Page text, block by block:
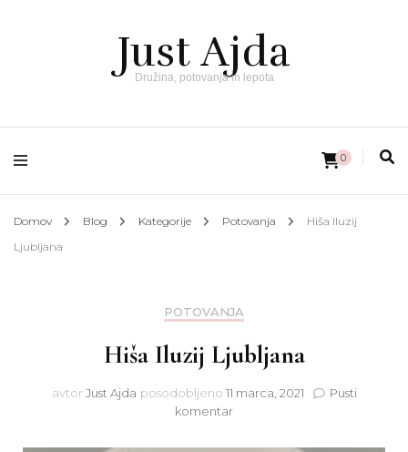
Just Ajda
Družina, potovanja in lepota
0
Domov Blog Kategorije Potovanja
Hiša Iluzij
Ljubljana
POTOVANJA
Hiša Iluzij Ljubljana
avtor Just Ajda posodobljeno 11 marca, 2021
Pusti
komentarna
Iluzij